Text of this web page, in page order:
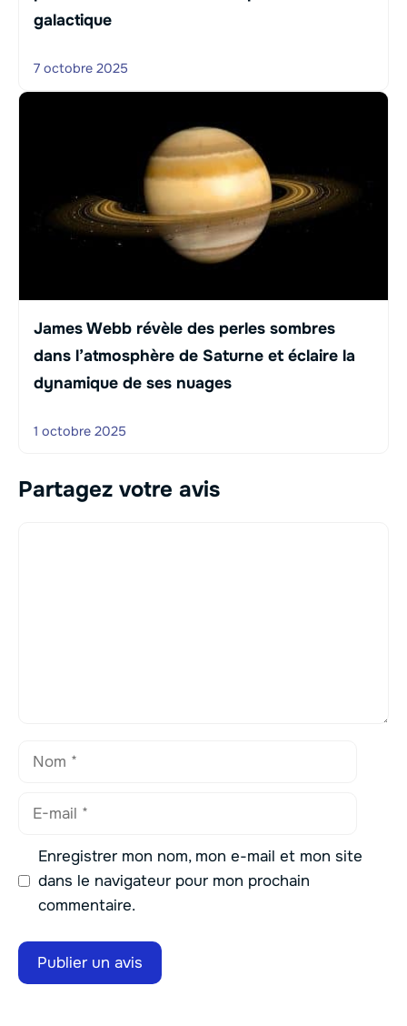
galactique
7 octobre 2025
James Webb révèle des perles sombres
dans l’atmosphère de Saturne et éclaire la
dynamique de ses nuages
1 octobre 2025
Partagez votre avis
Nom
Enregistrer mon nom, mon e-mail et mon site
dans le navigateur pour mon prochain
commentaire.